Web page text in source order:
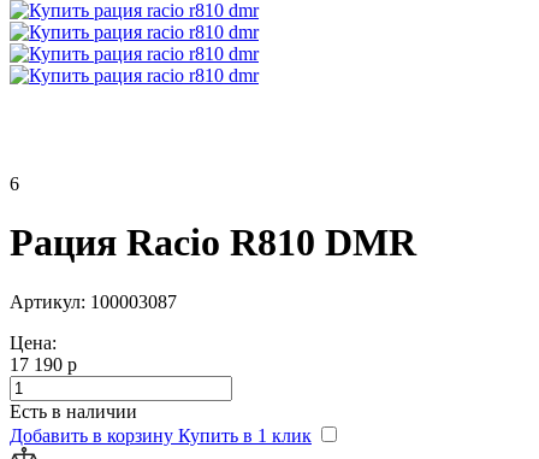
6
Рация Racio R810 DMR
Артикул: 100003087
Цена:
17 190 р
Есть в наличии
Добавить в корзину Купить в 1 клик